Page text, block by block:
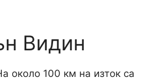
Видин
около 100 км на изток са